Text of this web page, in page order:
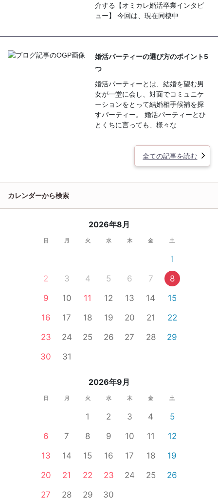
介する【オミカレ婚活卒業インタビ
ュー】 今回は、現在同棲中
婚活パーティーの選び方のポイント5
つ
婚活パーティーとは、結婚を望む男
女が一堂に会し、対面でコミュニケ
ーションをとって結婚相手候補を探
すパーティー。 婚活パーティーとひ
とくちに言っても、様々な
全ての記事を読む
カレンダーから検索
2026年8月
日 月 火 水 木 金 土
1
2
3 4 5 6 7
8
9
10 11 12 13 14
15
16
17 18 19 20 21
22
23
24 25 26 27 28
29
30
31
2026年9月
日 月 火 水 木 金 土
1 2 3 4
5
6
7 8 9 10 11
12
13
14 15 16 17 18
19
20
21 22 23 24 25
26
27
28 29 30